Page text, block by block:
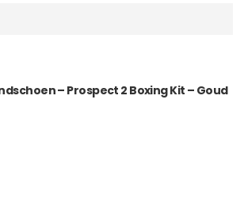
– Prospect 2 Boxing Kit – Goud